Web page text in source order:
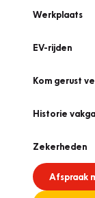
Werkplaats
EV-rijden
Kom gerust
Historie
Zekerheden
Afspraak